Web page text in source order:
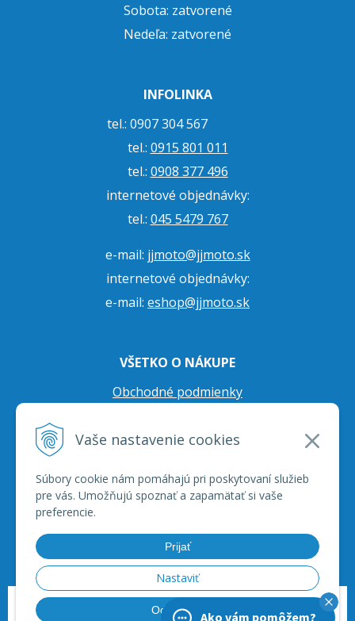
Vaše nastavenie cookies
Súbory cookie nám pomáhajú pri poskytovaní služieb
pre vás. Umožňujú spoznať a zapamätať si vaše
preferencie.
Prijať
Nastaviť
Odmietnuť
Sobota: zatvorené
Nedeľa: zatvorené
INFOLINKA
tel.: 0907 304 567
tel.: 0915 801 011
tel.: 0908 377 496
internetové objednávky:
tel.: 045 5479 767
e-mail: jjmoto@jjmoto.sk
internetové objednávky:
e-mail: eshop@jjmoto.sk
VŠETKO O NÁKUPE
Obchodné podmienky
Prepravné podmienky
© 2026 JJ Moto - skútre, štvorkolky, moto príslušenstvo, ich servis. • tvorba
Ako vám pomôžem?